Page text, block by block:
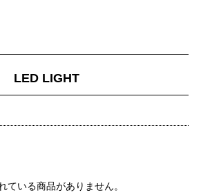
LED LIGHT
ている商品がありません。